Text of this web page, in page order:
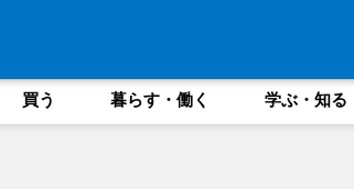
買う 暮らす・働く 学ぶ・知る